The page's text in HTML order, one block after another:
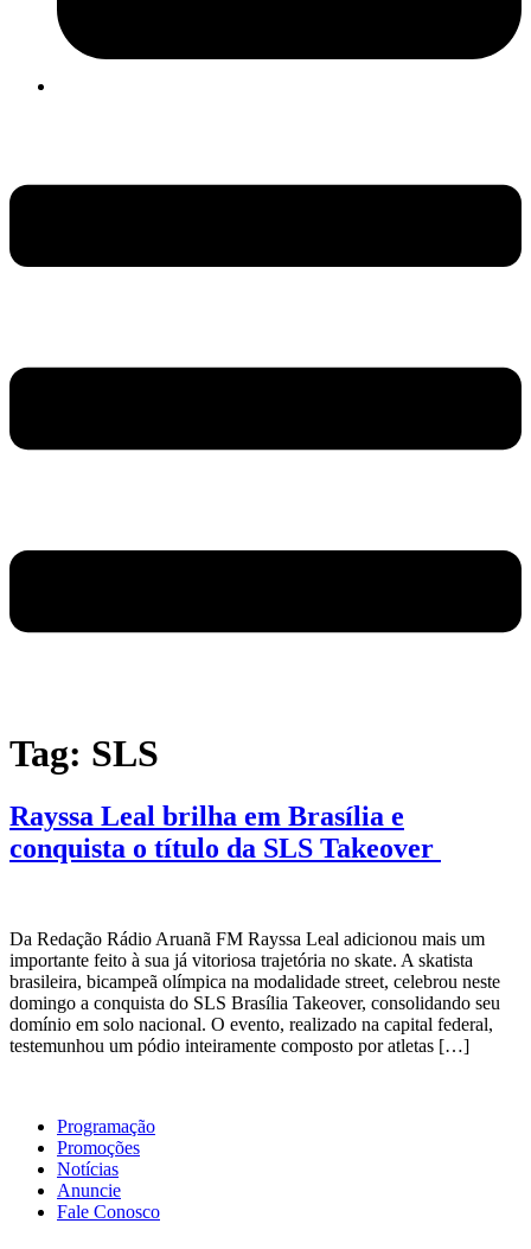
Tag: SLS
Rayssa Leal brilha em Brasília e
conquista o título da SLS Takeover
Da Redação Rádio Aruanã FM Rayssa Leal adicionou mais um
importante feito à sua já vitoriosa trajetória no skate. A skatista
brasileira, bicampeã olímpica na modalidade street, celebrou neste
domingo a conquista do SLS Brasília Takeover, consolidando seu
domínio em solo nacional. O evento, realizado na capital federal,
testemunhou um pódio inteiramente composto por atletas […]
Programação
Promoções
Notícias
Anuncie
Fale Conosco